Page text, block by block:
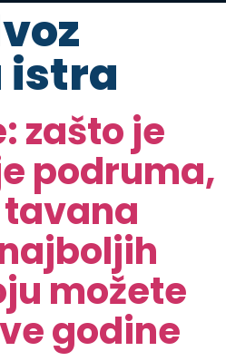
istra
zašto je
podruma,
možete
godine